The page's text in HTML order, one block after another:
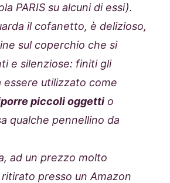
PARIS su alcuni di essi).
il cofanetto, è delizioso,
sul coperchio che si
e silenziose: finiti gli
utilizzato come
piccoli oggetti o
qualche pennellino da
ad un prezzo molto
presso un Amazon